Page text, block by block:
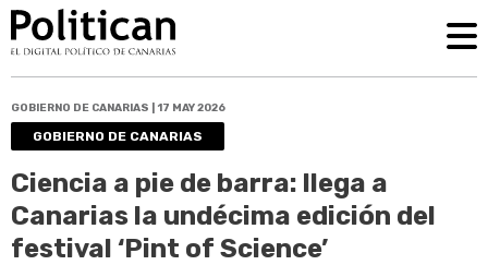
GOBIERNO DE CANARIAS | 17 MAY 2026
GOBIERNO DE CANARIAS
Ciencia a pie de barra: llega a
Canarias la undécima edición del
festival ‘Pint of Science’